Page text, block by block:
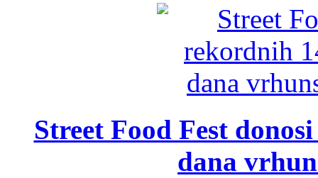
Street Food Fest
dana